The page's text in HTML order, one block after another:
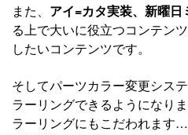
また、 アイ=カタ実装、新曜日
る上で大いに役立つコンテン
したいコンテンツです。
そしてパーツカラー変更シス
ラーリングできるようになり
ラーリングにもこだわれます